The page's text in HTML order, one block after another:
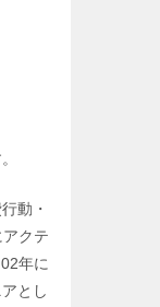
動・
クテ
年に
とし